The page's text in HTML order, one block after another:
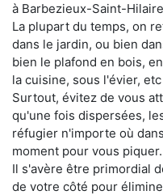
à Barbezieux-Saint-
La plupart du temps, on
dans le jardin, ou bien
bien le plafond en bois,
la cuisine, sous l'évier,
Surtout, évitez de vous
qu'une fois dispersées,
réfugier n'importe où
moment pour vous piquer.
Il s'avère être primordial
de votre côté pour